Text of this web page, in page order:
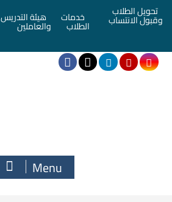
تحويل الطلاب
وقبول الانتساب خدمات
الطلاب
هيئة التدريس
والعاملين
Menu